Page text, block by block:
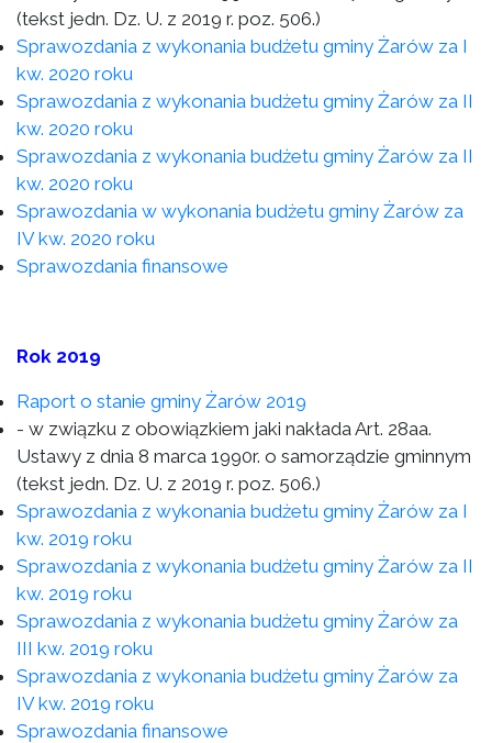
(tekst jedn. Dz. U. z 2019 r. poz. 506.)
Sprawozdania z wykonania budżetu gminy Żarów za I
kw. 2020 roku
Sprawozdania z wykonania budżetu gminy Żarów za II
kw. 2020 roku
Sprawozdania z wykonania budżetu gminy Żarów za II
kw. 2020 roku
Sprawozdania w wykonania budżetu gminy Żarów za
IV kw. 2020 roku
Sprawozdania finansowe
Rok 2019
Raport o stanie gminy Żarów 2019
- w związku z obowiązkiem jaki nakłada Art. 28aa.
Ustawy z dnia 8 marca 1990r. o samorządzie gminnym
(tekst jedn. Dz. U. z 2019 r. poz. 506.)
Sprawozdania z wykonania budżetu gminy Żarów za I
kw. 2019 roku
Sprawozdania z wykonania budżetu gminy Żarów za II
kw. 2019 roku
Sprawozdania z wykonania budżetu gminy Żarów za
III kw. 2019 roku
Sprawozdania z wykonania budżetu gminy Żarów za
IV kw. 2019 roku
Sprawozdania finansowe